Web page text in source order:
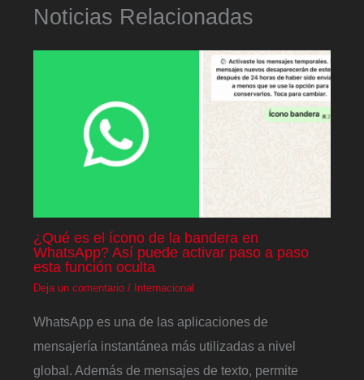
Noticias Relacionadas
¿Qué es el ícono de la bandera en
WhatsApp? Así puede activar paso a paso
esta función oculta
Deja un comentario / Internacional
WhatsApp es una de las aplicaciones de
mensajería instantánea más utilizadas a nivel
global. Además de mensajes de texto, permite